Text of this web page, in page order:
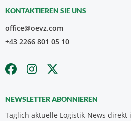
KONTAKTIEREN SIE UNS
office@oevz.com
+43 2266 801 05 10
NEWSLETTER ABONNIEREN
Täglich aktuelle Logistik-News direkt